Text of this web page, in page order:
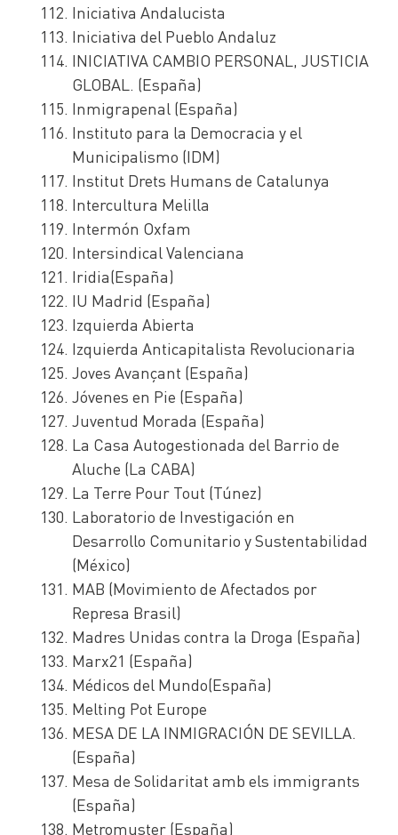
Iniciativa Andalucista
Iniciativa del Pueblo Andaluz
INICIATIVA CAMBIO PERSONAL, JUSTICIA
GLOBAL. (España)
Inmigrapenal (España)
Instituto para la Democracia y el
Municipalismo (IDM)
Institut Drets Humans de Catalunya
Intercultura Melilla
Intermón Oxfam
Intersindical Valenciana
Iridia(España)
IU Madrid (España)
Izquierda Abierta
Izquierda Anticapitalista Revolucionaria
Joves Avançant (España)
Jóvenes en Pie (España)
Juventud Morada (España)
La Casa Autogestionada del Barrio de
Aluche (La CABA)
La Terre Pour Tout (Túnez)
Laboratorio de Investigación en
Desarrollo Comunitario y Sustentabilidad
(México)
MAB (Movimiento de Afectados por
Represa Brasil)
Madres Unidas contra la Droga (España)
Marx21 (España)
Médicos del Mundo(España)
Melting Pot Europe
MESA DE LA INMIGRACIÓN DE SEVILLA.
(España)
Mesa de Solidaritat amb els immigrants
(España)
Metromuster (España)